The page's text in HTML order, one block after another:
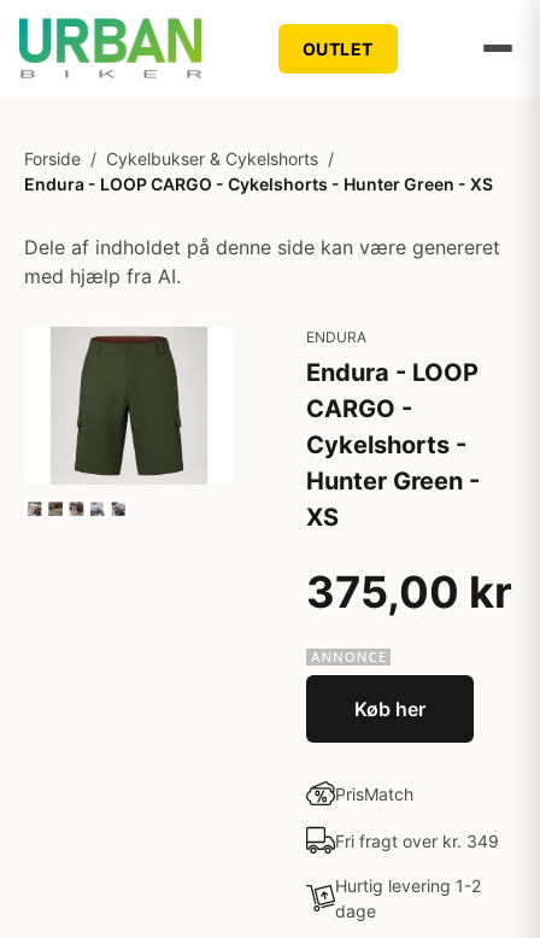
OUTLET
Forside / Cykelbukser & Cykelshorts /
Endura - LOOP CARGO - Cykelshorts - Hunter Green - XS
Dele af indholdet på denne side kan være genereret
med hjælp fra AI.
ENDURA
Endura - LOOP
CARGO -
Cykelshorts -
Hunter Green -
XS
375,00 kr
Køb her
PrisMatch
Fri fragt over kr. 349
Hurtig levering 1-2
dage